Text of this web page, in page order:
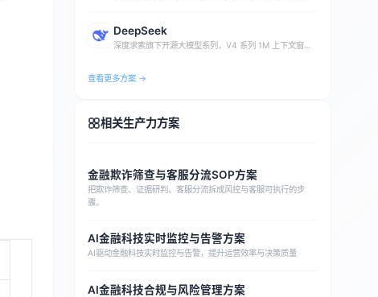
DeepSeek
深度求索旗下开源大模型系列，V4 系列 1M 上下文窗
查看更多方案 →
相关生产力方案
金融欺诈筛查与客服分流SOP方案
把欺诈筛查、证据研判、客服分流拆成风控与客服可执行的步
骤。
AI金融科技实时监控与告警方案
AI驱动金融科技实时监控与告警，提升运营效率与决策质量
AI金融科技合规与风险管理方案